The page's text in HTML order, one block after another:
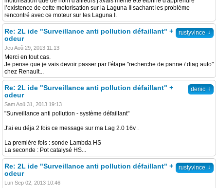
l’existence de cette motorisation sur la Laguna II sachant les problème
rencontré avec ce moteur sur les Laguna I.
rustyvince ↓
Re: 2L ide "Surveillance anti pollution défaillant" +
odeur
Jeu Aoû 29, 2013 11:13
Merci en tout cas.
Je pense que je vais devoir passer par l'étape "recherche de panne / diag auto"
chez Renault...
denic ↓
Re: 2L ide "Surveillance anti pollution défaillant" +
odeur
Sam Aoû 31, 2013 19:13
"Surveillance anti pollution - système défaillant"
J'ai eu déja 2 fois ce message sur ma Lag 2.0 16v .
La première fois : sonde Lambda HS
La seconde : Pot catalysé HS...
rustyvince ↓
Re: 2L ide "Surveillance anti pollution défaillant" +
odeur
Lun Sep 02, 2013 10:46